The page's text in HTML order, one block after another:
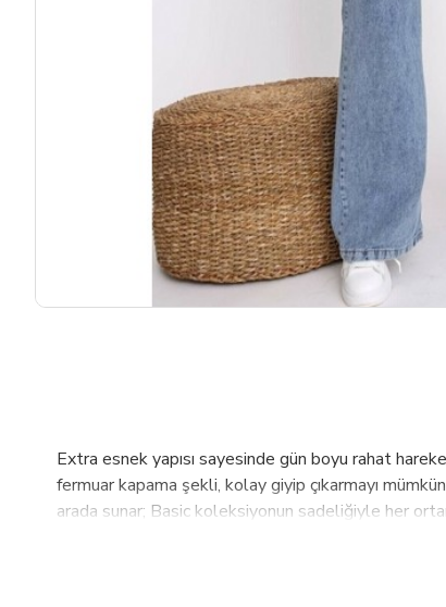
Extra esnek yapısı sayesinde gün boyu rahat
fermuar kapama şekli, kolay giyip çıkarmayı
arada sunar; Basic koleksiyonun sadeliğiyle her